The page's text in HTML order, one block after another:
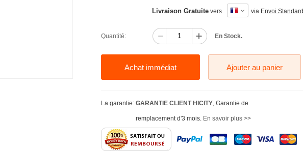
Livraison Gratuite vers via Envoi Standard
Quantité: En Stock.
Achat immédiat Ajouter au panier
La garantie: GARANTIE CLIENT HICITY, Garantie de
remplacement d'3 mois. En savoir plus >>